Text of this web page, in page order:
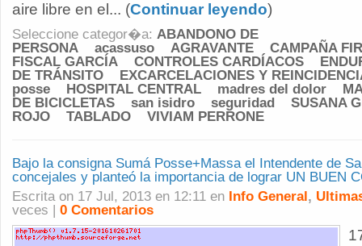
aire libre en el... (Continuar leyendo)
Seleccione categor�a: ABANDONO DE
PERSONA
acassuso AGRAVANTE
CAMPAÑA
FISCAL GARCÍA
CONTROLES CARDÍACOS
DE TRÁNSITO
EXCARCELACIONES Y
posse
HOSPITAL CENTRAL madres del dolor
DE BICICLETAS
san isidro seguridad
SUSANA
ROJO
TABLADO VIVIAM PERRONE
Bajo la consigna Sumá Posse+Massa el Intendente de
concejales y planteó la importancia de lograr UN BUEN
Escrita on 17 Jul, 2013 en 12:11 en Info General,
veces | 0 Comentarios